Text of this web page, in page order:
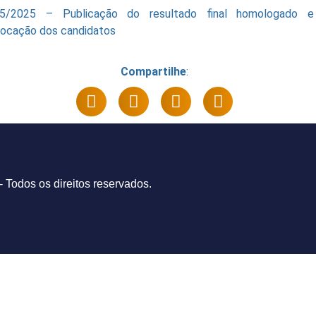
2025 – Publicação do resultado final homologado
dos candidatos
Compartilhe:
- Todos os direitos reservados.